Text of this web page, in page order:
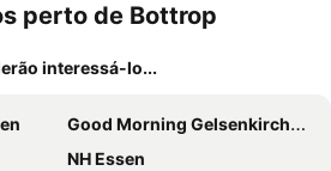
perto de Bottrop
interessá-lo...
Good Morning Gelsenkirchen City
NH Essen